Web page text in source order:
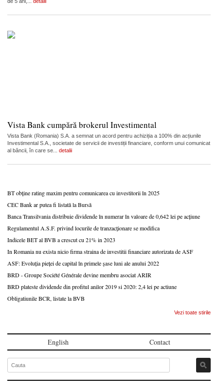
Vista Bank cumpără brokerul Investimental
Vista Bank (Romania) S.A. a semnat un acord pentru achiziția a 100% din acțiunile
Investimental S.A., societate de servicii de investiții financiare, conform unui comunicat
al băncii, în care se... detalii
BT obține rating maxim pentru comunicarea cu investitorii în 2025
CEC Bank ar putea fi listată la Bursă
Banca Transilvania distribuie dividende în numerar în valoare de 0,642 lei pe acțiune
Regulamentul A.S.F. privind locurile de tranzacționare se modifica
Indicele BET al BVB a crescut cu 21% in 2023
In Romania nu exista nicio firma straina de investitii financiare autorizata de ASF
ASF: Evoluția pieței de capital în primele șase luni ale anului 2022
BRD - Groupe Société Générale devine membru asociat ARIR
BRD plateste dividende din profitul anilor 2019 si 2020: 2,4 lei pe actiune
Obligatiunile BCR, listate la BVB
Vezi toate stirile
English Contact